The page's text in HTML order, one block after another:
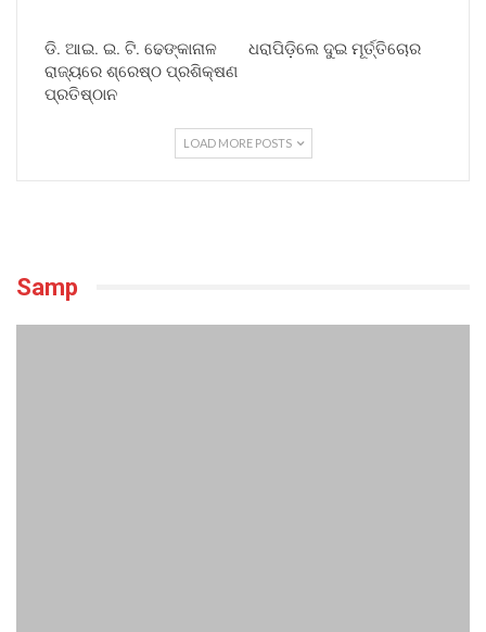
ଡି. ଆଇ. ଇ. ଟି. ଢେଙ୍କାନାଳ
ରାଜ୍ୟରେ ଶ୍ରେଷ୍ଠ ପ୍ରଶିକ୍ଷଣ
ପ୍ରତିଷ୍ଠାନ
ଧରାପିଡ଼ିଲେ ଦୁଇ ମୂର୍ତ୍ତିଚୋର
LOAD MORE POSTS
Samp